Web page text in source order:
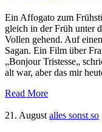
Ein Affogato zum
gleich in der Früh unter
Vollen gehend. Auf
Sagan. Ein Film über
„Bonjour Tristesse„
alt war, aber das mir
Read More
21. August alles sonst so